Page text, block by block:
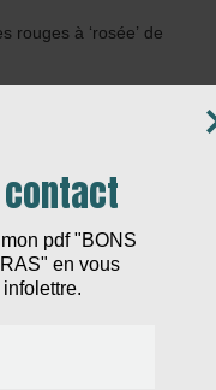
rouges à ‘rosée’ de
pdf "BONS
en vous